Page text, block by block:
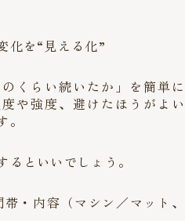
化を“見える化”
くらい続いたか」を簡単に
や強度、避けたほうがよい
といいでしょう。
・内容（マシン／マット、